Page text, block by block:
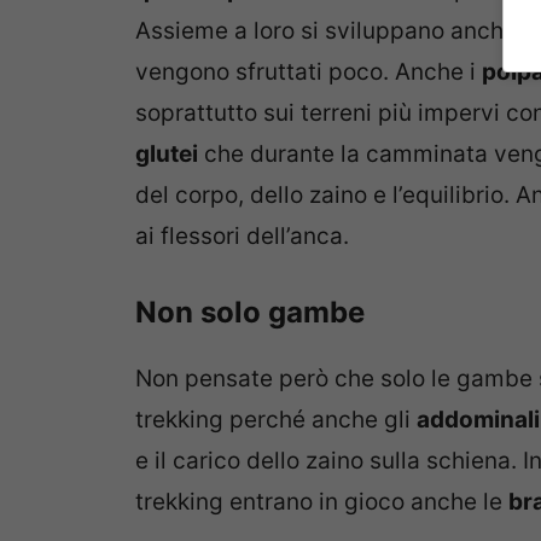
Assieme a loro si sviluppano anche i
vengono sfruttati poco. Anche i
soprattutto sui terreni più impervi
glutei che durante la camminata
del corpo, dello zaino e l’equilibrio.
ai flessori dell’anca.
Non solo gambe
Non pensate però che solo le
trekking perché anche gli addominali
e il carico dello zaino sulla schiena.
trekking entrano in gioco anche le